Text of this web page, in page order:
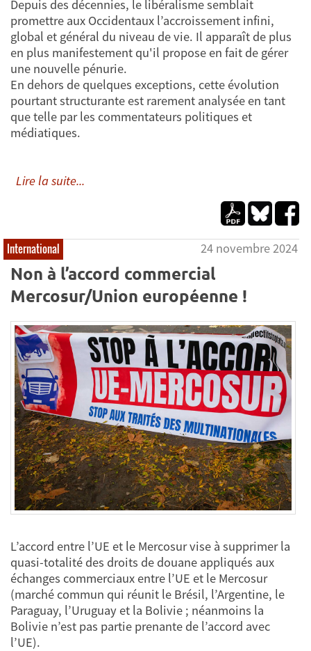
Depuis des décennies, le libéralisme semblait
promettre aux Occidentaux l’accroissement infini,
global et général du niveau de vie. Il apparaît de plus
en plus manifestement qu'il propose en fait de gérer
une nouvelle pénurie.
En dehors de quelques exceptions, cette évolution
pourtant structurante est rarement analysée en tant
que telle par les commentateurs politiques et
médiatiques.
Lire la suite...
International 24 novembre 2024
Non à l’accord commercial
Mercosur/Union européenne !
L’accord entre l’UE et le Mercosur vise à supprimer la
quasi-totalité des droits de douane appliqués aux
échanges commerciaux entre l’UE et le Mercosur
(marché commun qui réunit le Brésil, l’Argentine, le
Paraguay, l’Uruguay et la Bolivie ; néanmoins la
Bolivie n’est pas partie prenante de l’accord avec
l’UE).